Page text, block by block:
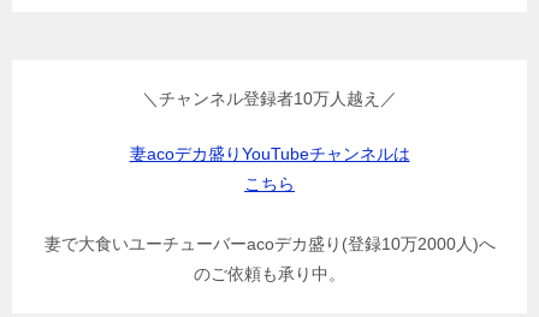
＼チャンネル登録者10万人越え／
妻acoデカ盛りYouTubeチャンネルは
こちら
妻で大食いユーチューバーacoデカ盛り(登録10万2000人)へ
のご依頼も承り中。